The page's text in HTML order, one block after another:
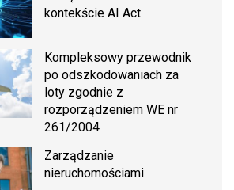
kontekście AI Act
Kompleksowy przewodnik
po odszkodowaniach za
loty zgodnie z
rozporządzeniem WE nr
261/2004
Zarządzanie
nieruchomościami